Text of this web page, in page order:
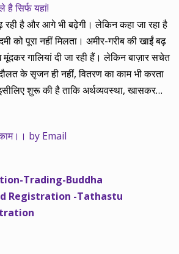
सिर्फ यहां!
रही है और आगे भी बढ़ेगी। लेकिन कहा जा रहा है
को पूरा नहीं मिलता। अमीर-गरीब की खाईं बढ़
गालियां दी जा रही हैं। लेकिन बाज़ार सचेत
के सृजन ही नहीं, वितरण का काम भी करता
शुरू की है ताकि अर्थव्यवस्था, खासकर
से ऊपर रहती है। वे भागकर जाते हैं सोने और
से जुड़े हैं, वे हमारी ईमानदारी और सत्यनिष्ठा से
में हम भी कच्चे थे तो बाज़ार के उस्तादों के जाल
लेकिन जैसे ही समझ में आया, खटाक से उनसे
by Email
Trading-Buddha
Registration -Tathastu